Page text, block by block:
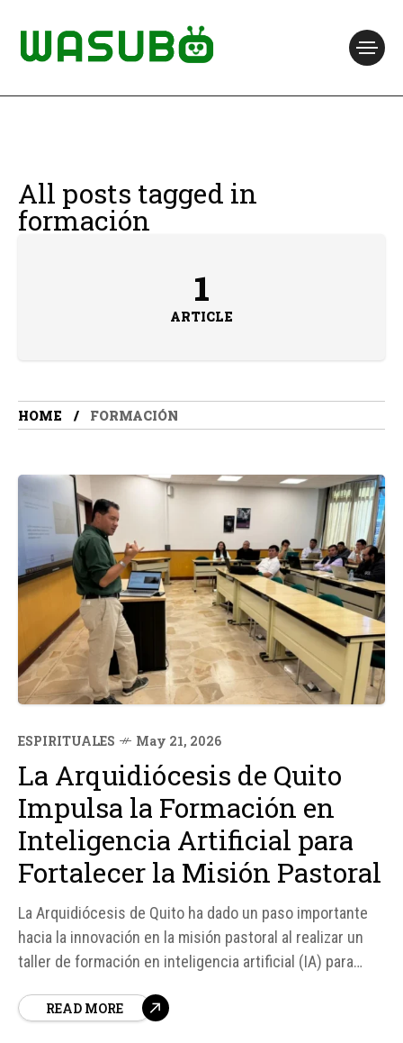
All posts tagged in
formación
1
ARTICLE
HOME FORMACIÓN
ESPIRITUALES May 21, 2026
La Arquidiócesis de Quito
Impulsa la Formación en
Inteligencia Artificial para
Fortalecer la Misión Pastoral
La Arquidiócesis de Quito ha dado un paso importante
hacia la innovación en la misión pastoral al realizar un
taller de formación en inteligencia artificial (IA) para
la Arquidiócesis, esta iniciativa tiene como objetivo
READ MORE